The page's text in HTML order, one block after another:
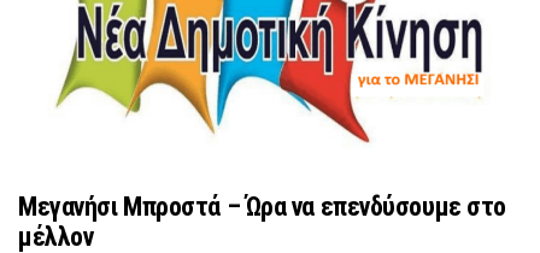
Μεγανήσι Μπροστά – Ώρα να επενδύσουμε στο
μέλλον